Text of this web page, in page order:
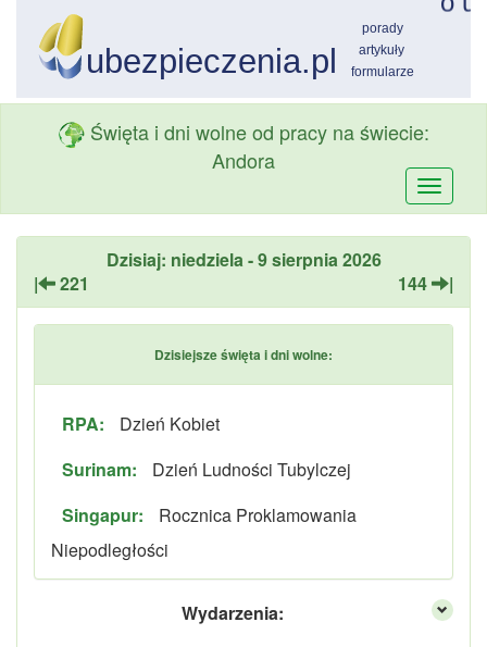
Święta i dni wolne od pracy na świecie:
Andora
Dzisiaj: niedziela - 9 sierpnia 2026
|
221 144 |
Dzisiejsze święta i dni wolne:
RPA:
Dzień Kobiet
Surinam:
Dzień Ludności Tubylczej
Singapur:
Rocznica Proklamowania
Niepodległości
Wydarzenia: